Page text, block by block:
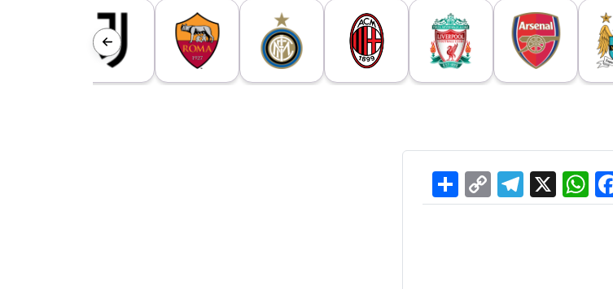
Facebook
WhatsApp
X
Telegram
Copy
Link